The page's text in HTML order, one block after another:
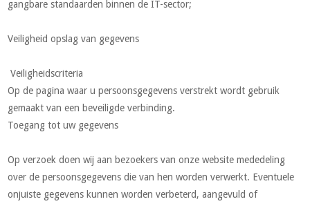
gangbare standaarden binnen de IT-sector;
Veiligheid opslag van gegevens
Veiligheidscriteria
Op de pagina waar u persoonsgegevens verstrekt wordt gebruik
gemaakt van een beveiligde verbinding.
Toegang tot uw gegevens
Op verzoek doen wij aan bezoekers van onze website mededeling
over de persoonsgegevens die van hen worden verwerkt. Eventuele
onjuiste gegevens kunnen worden verbeterd, aangevuld of